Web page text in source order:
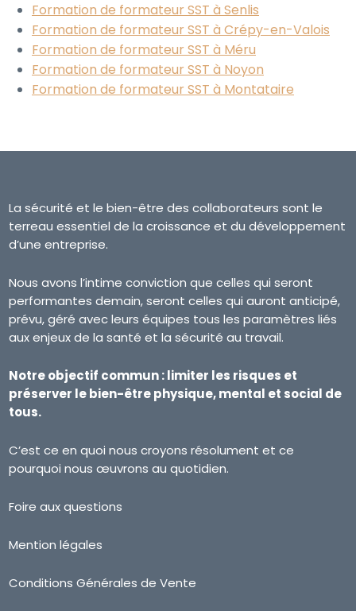
Formation de formateur SST à Senlis
Formation de formateur SST à Crépy-en-Valois
Formation de formateur SST à Méru
Formation de formateur SST à Noyon
Formation de formateur SST à Montataire
La sécurité et le bien-être des collaborateurs sont le
terreau essentiel de la croissance et du développement
d’une entreprise.
Nous avons l’intime conviction que celles qui seront
performantes demain, seront celles qui auront anticipé,
prévu, géré avec leurs équipes tous les paramètres liés
aux enjeux de la santé et la sécurité au travail.
Notre objectif commun : limiter les risques et
préserver le bien-être physique, mental et social de
tous.
C’est ce en quoi nous croyons résolument et ce
pourquoi nous œuvrons au quotidien.
Foire aux questions
Mention légales
Conditions Générales de Vente